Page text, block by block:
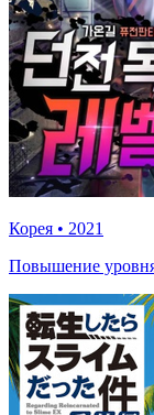
Корея • 2021
Повышение